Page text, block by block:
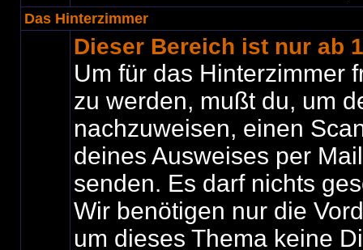
Das Hinterzimmer
Dieser Bereich ist nur ab
Um für das Hinterzimmer
zu werden, mußt du, um
nachzuweisen, einen
deines Ausweises per
senden. Es darf nichts
Wir benötigen nur die
um dieses Thema keine